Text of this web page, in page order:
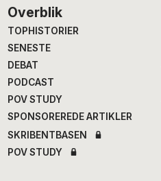
Footer
Overblik
TOPHISTORIER
SENESTE
DEBAT
PODCAST
POV STUDY
SPONSOREREDE ARTIKLER
SKRIBENTBASEN
POV STUDY